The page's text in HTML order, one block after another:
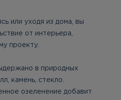
или уходя из дома, вы
от интерьера,
проекту.
в природных
камень, стекло.
озеленение добавит